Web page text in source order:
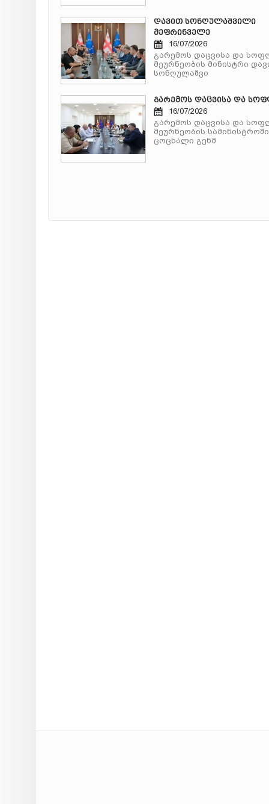
დავით სონღულაშვილი
მეფრინველე
16/07/2026
გარემოს დაცვისა და
მეურნეობის მინისტრი
სონღულაშვი
გარემოს დაცვისა და
16/07/2026
გარემოს დაცვისა და
მეურნეობის სამინისტროში
ცოცხალი გენმ